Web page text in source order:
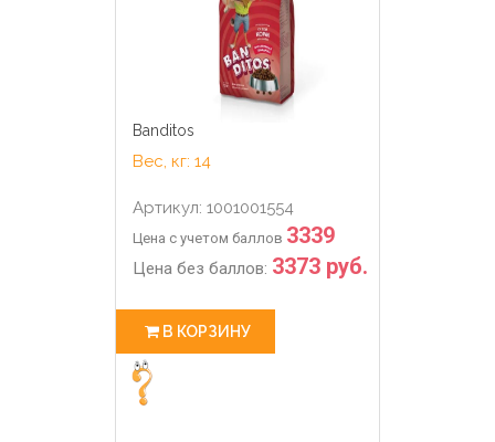
Banditos
Вес, кг: 14
Артикул: 1001001554
Цена с учетом баллов 3339
Цена без баллов: 3373 руб.
В КОРЗИНУ